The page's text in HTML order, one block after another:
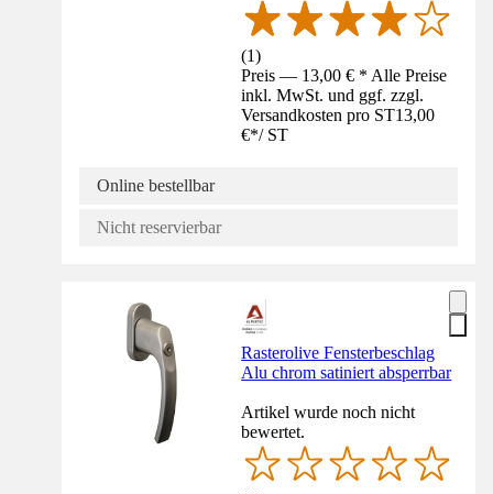
(1)
Preis — 13,00 € * Alle Preise
inkl. MwSt. und ggf. zzgl.
Versandkosten pro ST13,00
€*/ ST
Online bestellbar
Nicht reservierbar
Rasterolive Fensterbeschlag
Alu chrom satiniert absperrbar
Artikel wurde noch nicht
bewertet.